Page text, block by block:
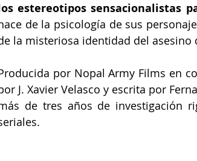
estereotipos sensacionalistas
de la psicología de sus
la misteriosa identidad del asesino
por Nopal Army Films en
J. Xavier Velasco y escrita por
de tres años de investigación